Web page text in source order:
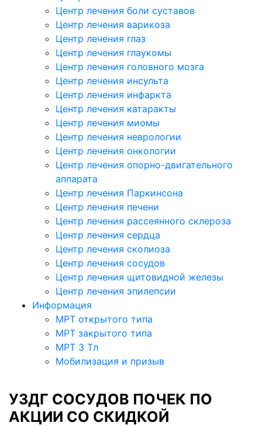
Центр лечения боли суставов
Центр лечения варикоза
Центр лечения глаз
Центр лечения глаукомы
Центр лечения головного мозга
Центр лечения инсульта
Центр лечения инфаркта
Центр лечения катаракты
Центр лечения миомы
Центр лечения неврологии
Центр лечения онкологии
Центр лечения опорно-двигательного
аппарата
Центр лечения Паркинсона
Центр лечения печени
Центр лечения рассеянного склероза
Центр лечения сердца
Центр лечения сколиоза
Центр лечения сосудов
Центр лечения щитовидной железы
Центр лечения эпилепсии
Информация
МРТ открытого типа
МРТ закрытого типа
МРТ 3 Тл
Мобилизация и призыв
УЗДГ СОСУДОВ ПОЧЕК ПО
АКЦИИ СО СКИДКОЙ